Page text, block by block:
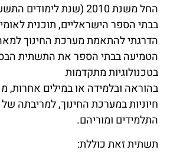
החל משנת 2010 (שנת
בבתי הספר הישראליים, תוכנית
הטמיעה בבתי הספר את התשתית
בטכנולוגיות מתקדמות
בהוראה ובלמידה או במילים אחרות,
חיוניות במערכת החינוך, למריבתה של
התלמידים ומוריהם.
תשתית זאת כוללת: